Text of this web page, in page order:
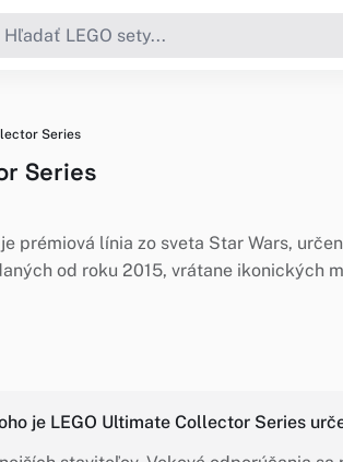
Series
Series
prémiová línia zo sveta Star Wars,
od roku 2015, vrátane ikonických
je LEGO Ultimate Collector Series